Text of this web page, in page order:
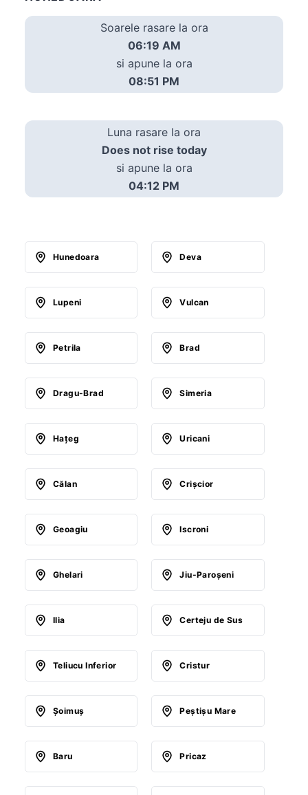
Soarele rasare la ora
06:19 AM
si apune la ora
08:51 PM
Luna rasare la ora
Does not rise today
si apune la ora
04:12 PM
Hunedoara Deva
Lupeni Vulcan
Petrila Brad
Dragu-Brad Simeria
Haţeg Uricani
Călan Crişcior
Geoagiu Iscroni
Ghelari Jiu-Paroşeni
Ilia Certeju de Sus
Teliucu Inferior Cristur
Şoimuş Peştişu Mare
Baru Pricaz